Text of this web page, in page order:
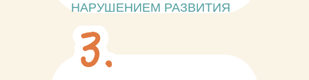
НАРУШЕНИЕМ РАЗВИТИЯ